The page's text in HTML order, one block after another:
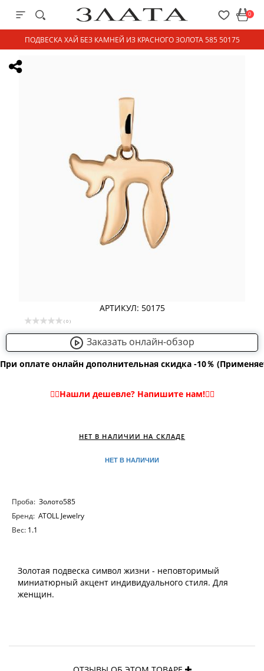
0
ПОДВЕСКА ХАЙ БЕЗ КАМНЕЙ ИЗ КРАСНОГО ЗОЛОТА 585 50175
АРТИКУЛ: 50175
( 0 )
Заказать онлайн-обзор
При оплате онлайн дополнительная скидка -10％
НЕТ В НАЛИЧИИ
НЕТ В НАЛИЧИИ НА СКЛАДЕ
Проба: Золото585
Бренд: ATOLL Jewelry
Вес: 1.1
Золотая подвеска символ жизни - неповторимый
миниатюрный акцент индивидуального стиля. Для
женщин.